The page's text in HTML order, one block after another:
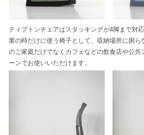
ティプトンチェアはスタッキングが4脚まで対
業の時だけに使う椅子として、収納場所に困ら
のご家庭だけでなくカフェなどの飲食店や公共
ーンでお使いいただけます。